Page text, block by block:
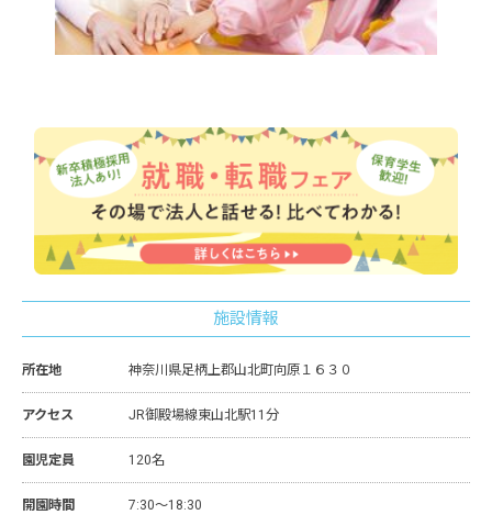
施設情報
所在地 神奈川県足柄上郡山北町向原１６３０
アクセス JR御殿場線東山北駅11分
園児定員 120名
開園時間 7:30～18:30